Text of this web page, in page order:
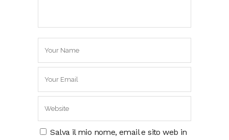
Salva il mio nome, email e sito web in